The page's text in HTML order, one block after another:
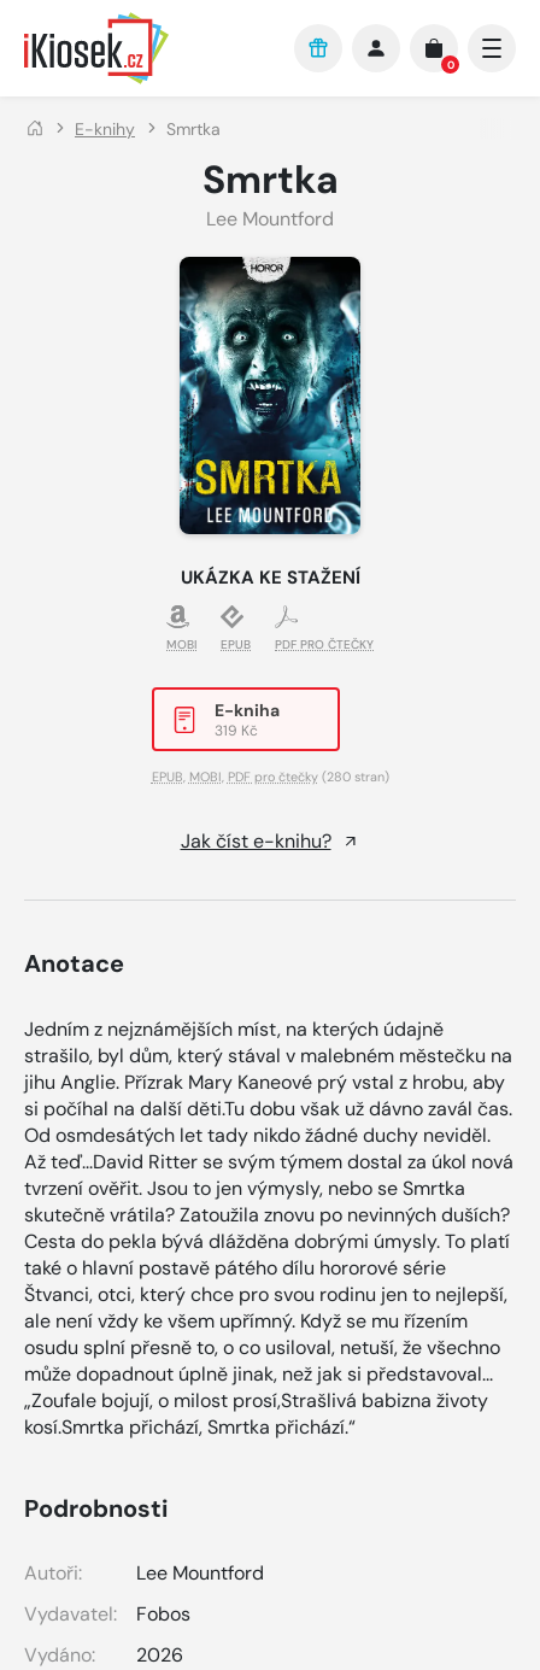
Přejít na hlavní obsah
0
E-knihy Smrtka
Smrtka
Lee Mountford
UKÁZKA KE STAŽENÍ
MOBI EPUB PDF PRO ČTEČKY
E-kniha
319 Kč
EPUB, MOBI, PDF pro čtečky(280 stran)
Jak číst e-knihu?
Anotace
Jedním z nejznámějších míst, na kterých údajně
strašilo, byl dům, který stával v malebném městečku na
jihu Anglie. Přízrak Mary Kaneové prý vstal z hrobu, aby
si počíhal na další děti.Tu dobu však už dávno zavál čas.
Od osmdesátých let tady nikdo žádné duchy neviděl.
Až teď...David Ritter se svým týmem dostal za úkol nová
tvrzení ověřit. Jsou to jen výmysly, nebo se Smrtka
skutečně vrátila? Zatoužila znovu po nevinných duších?
Cesta do pekla bývá dlážděna dobrými úmysly. To platí
také o hlavní postavě pátého dílu hororové série
Štvanci, otci, který chce pro svou rodinu jen to nejlepší,
ale není vždy ke všem upřímný. Když se mu řízením
osudu splní přesně to, o co usiloval, netuší, že všechno
může dopadnout úplně jinak, než jak si představoval...
„Zoufale bojují, o milost prosí,Strašlivá babizna životy
kosí.Smrtka přichází, Smrtka přichází.“
Podrobnosti
Autoři:
Lee Mountford
Vydavatel:
Fobos
Vydáno:
2026